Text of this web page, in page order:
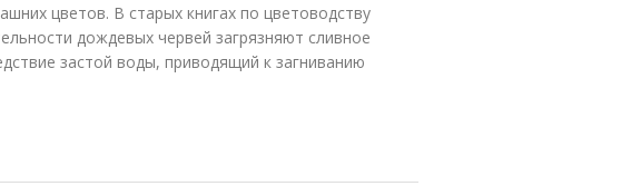
цветов. В старых книгах по цветоводству
дождевых червей загрязняют сливное
застой воды, приводящий к загниванию